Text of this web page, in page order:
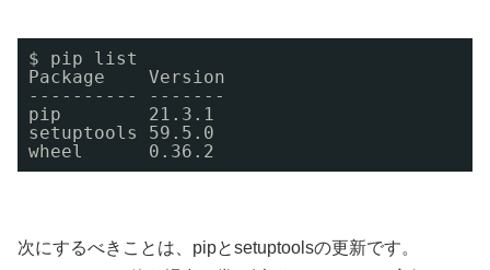
$ pip list
Package    Version
---------- -------
pip        21.3.1
setuptools 59.5.0
wheel      0.36.2
次にするべきことは、pipとsetuptoolsの更新です。